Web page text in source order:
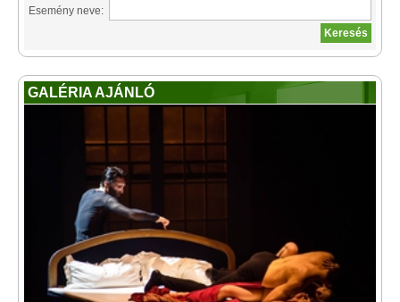
Esemény neve:
GALÉRIA AJÁNLÓ